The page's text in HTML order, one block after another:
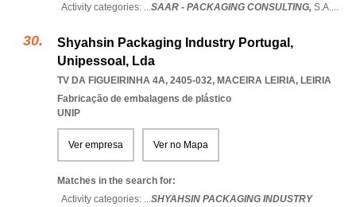
Activity categories: ...SAAR - PACKAGING CONSULTING, S.A....
Shyahsin Packaging Industry Portugal,
Unipessoal, Lda
TV DA FIGUEIRINHA 4A, 2405-032, MACEIRA LEIRIA, LEIRIA
Fabricação de embalagens de plástico
UNIP
Ver empresa Ver no Mapa
Matches in the search for:
Activity categories: ...SHYAHSIN PACKAGING INDUSTRY